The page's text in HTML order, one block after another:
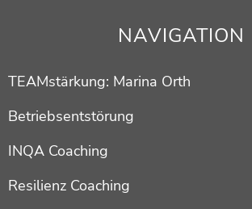
NAVIGATION
TEAMstärkung: Marina Orth
Betriebsentstörung
INQA Coaching
Resilienz Coaching